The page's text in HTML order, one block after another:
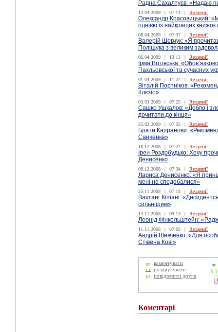
Радна Сахалтуєв: «Надаю
13.04.2009 | 07:11 | Re:цензії
Олександр Красовицький:
однією із найкращих книжок
08.04.2009 | 07:37 | Re:цензії
Валерій Шевчук: «Я
Поліщука з великим
06.04.2009 | 13:13 | Re:цензії
Ірма Вітовська:
Пахльовської та сучасних
01.04.2009 | 11:22 | Re:цензії
Віталій Портніков:
Клєзіо»
03.03.2009 | 07:25 | Re:цензії
Сашко Ушкалов: «Добло і
дочитати до кінця»
25.02.2009 | 07:35 | Re:цензії
Брати Капранови:
Санченка»
16.12.2008 | 07:22 | Re:цензії
Ірен Роздобудько: Хочу
Денисенко
08.12.2008 | 07:34 | Re:цензії
Лариса Денисенко: «Я
мені не сподобалися»
25.11.2008 | 07:18 | Re:цензії
Вахтанг Кіпіані:
сильнішим»
13.11.2008 | 09:13 | Re:цензії
Леонід Фінкельштейн:
11.11.2008 | 07:02 | Re:цензії
Андрій Шевченко: «Для
Стівена Кові»
коментувати
роздрукувати
повідомити друга
Коментарі